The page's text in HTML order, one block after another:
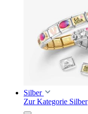
Silber
Zur Kategorie Silber